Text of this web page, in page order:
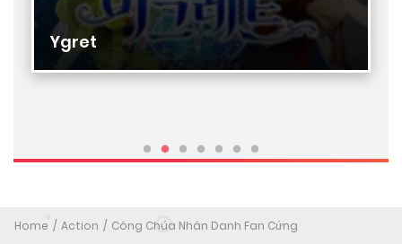
Ygret
Home Action Công Chúa Nhân Danh Fan Cứng